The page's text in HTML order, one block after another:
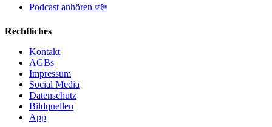
Podcast anhören 🕬
Rechtliches
Kontakt
AGBs
Impressum
Social Media
Datenschutz
Bildquellen
App